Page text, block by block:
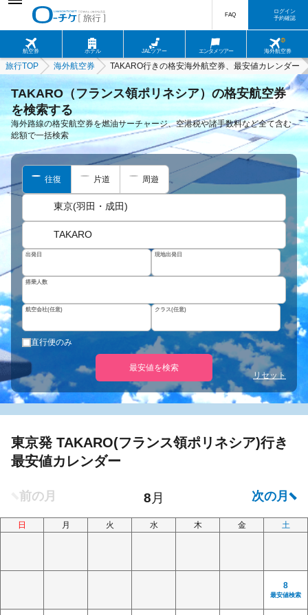
航空券 ホテル JALツアー エンタメツアー 海外航空券
FAQ
ログイン
予約確認
旅行TOP 海外航空券 TAKARO行きの格安海外航空券、最安値カレンダー
TAKARO（フランス領ポリネシア）の格安航空券
を検索する
海外路線の格安航空券を燃油サーチャージ、空港税や諸手数料など全て含む
総額で一括検索
往復 片道 周遊
東京(羽田・成田)
TAKARO
出発日 現地出発日
搭乗人数
航空会社(任意) クラス(任意)
直行便のみ
最安値を検索
リセット
東京発 TAKARO(フランス領ポリネシア)行き
最安値カレンダー
日 月 火 水 木 金 土
8
最安値検索